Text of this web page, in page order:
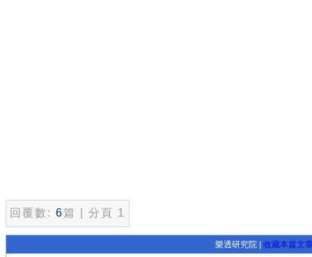
回覆數: 6篇 | 分頁 1
樂透研究院 | 收藏本篇文